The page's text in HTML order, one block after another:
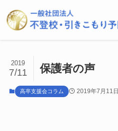
保護者の声
2019
7/11
高卒支援会コラム 2019年7月11日